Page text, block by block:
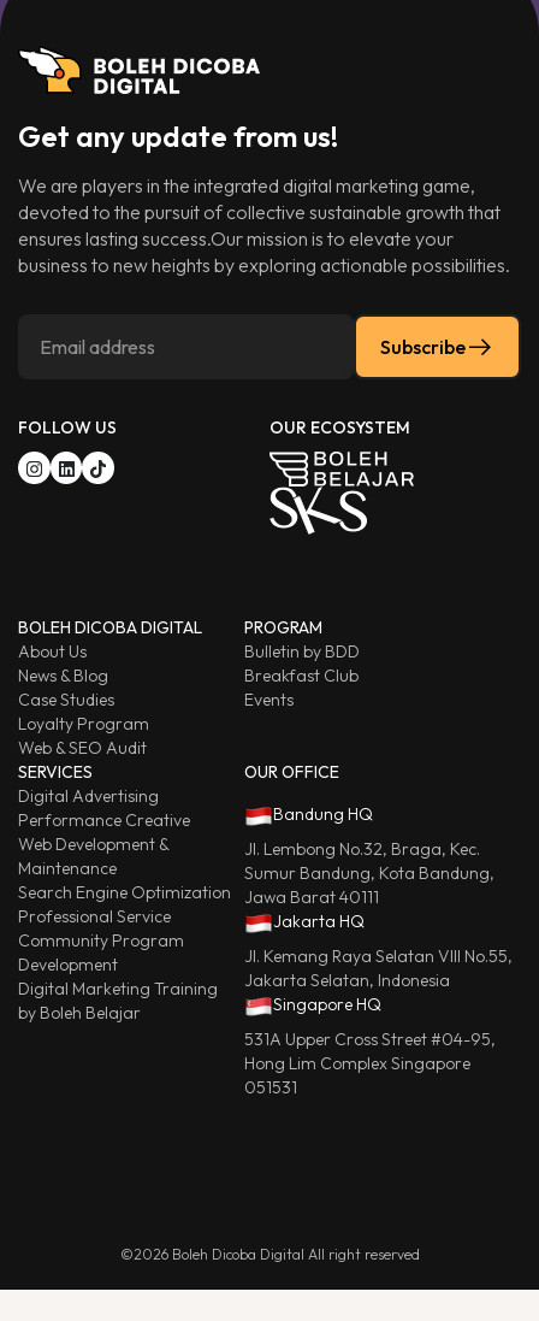
Get any update from us!
We are players in the integrated digital marketing game,
devoted to the pursuit of collective sustainable growth that
ensures lasting success.Our mission is to elevate your
business to new heights by exploring actionable possibilities.
Subscribe
FOLLOW US OUR ECOSYSTEM
BOLEH DICOBA DIGITAL
About Us
News & Blog
Case Studies
Loyalty Program
Web & SEO Audit
PROGRAM
Bulletin by BDD
Breakfast Club
Events
SERVICES
Digital Advertising
Performance Creative
Web Development &
Maintenance
Search Engine Optimization
Professional Service
Community Program
Development
Digital Marketing Training
by Boleh Belajar
OUR OFFICE
Bandung HQ
Jl. Lembong No.32, Braga, Kec.
Sumur Bandung, Kota Bandung,
Jawa Barat 40111
Jakarta HQ
Jl. Kemang Raya Selatan VIII No.55,
Jakarta Selatan, Indonesia
Singapore HQ
531A Upper Cross Street #04-95,
Hong Lim Complex Singapore
051531
©2026 Boleh Dicoba Digital All right reserved